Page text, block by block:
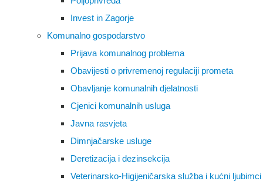
Invest in Zagorje
Komunalno gospodarstvo
Prijava komunalnog problema
Obavijesti o privremenoj regulaciji prometa
Obavljanje komunalnih djelatnosti
Cjenici komunalnih usluga
Javna rasvjeta
Dimnjačarske usluge
Deretizacija i dezinsekcija
Veterinarsko-Higijeničarska služba i kućni ljubimci